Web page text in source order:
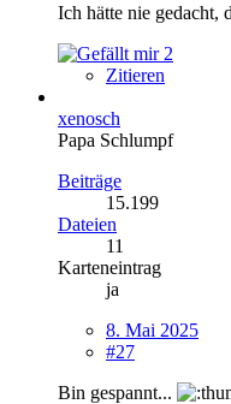
Ich hätte nie gedacht,
2
Zitieren
xenosch
Papa Schlumpf
Beiträge
15.199
Dateien
11
Karteneintrag
ja
8. Mai 2025
#27
Bin gespannt...